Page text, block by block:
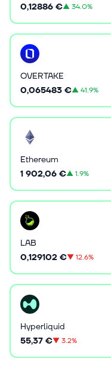
0,12886 €▲34.0%
OVERTAKE
0,065483 €▲41.9%
Ethereum
1 902,06 €▲1.9%
LAB
0,129102 €▼12.6%
Hyperliquid
55,37 €▼3.2%